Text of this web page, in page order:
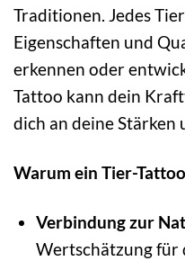
Traditionen. Jedes
Eigenschaften und
erkennen oder
Tattoo kann dein
dich an deine
Warum ein Tier-
Verbindung zur
Wertschätzung für